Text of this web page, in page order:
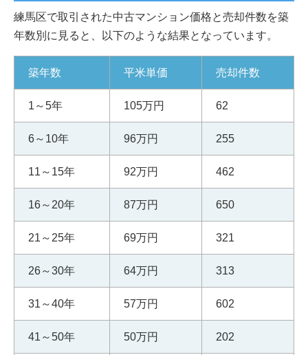
練馬区で取引された中古マンション価格と売却件数を築
年数別に見ると、以下のような結果となっています。
築年数 平米単価 売却件数
1～5年 105万円 62
6～10年 96万円 255
11～15年 92万円 462
16～20年 87万円 650
21～25年 69万円 321
26～30年 64万円 313
31～40年 57万円 602
41～50年 50万円 202